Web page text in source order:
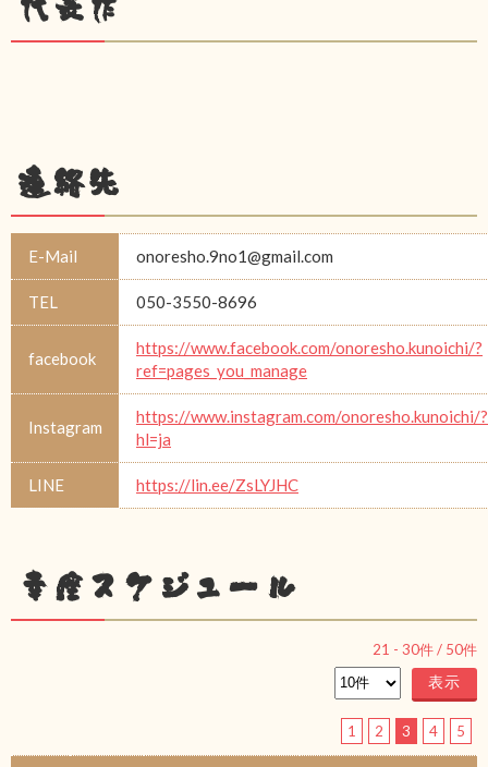
代表作
連絡先
E-Mail onoresho.9no1@gmail.com
TEL 050-3550-8696
facebook
https://www.facebook.com/onoresho.kunoichi/?
ref=pages_you_manage
Instagram
https://www.instagram.com/onoresho.kunoichi/?
hl=ja
LINE https://lin.ee/ZsLYJHC
幸座スケジュール
21 - 30件 / 50件
1 2 3 4 5